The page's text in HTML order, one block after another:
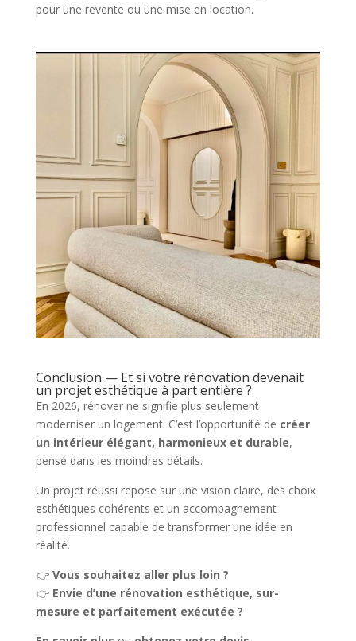
pour une revente ou une mise en location.
Conclusion — Et si votre rénovation devenait
un projet esthétique à part entière ?
En 2026, rénover ne signifie plus seulement
moderniser un logement. C’est l’opportunité de créer
un intérieur élégant, harmonieux et durable,
pensé dans les moindres détails.
Un projet réussi repose sur une vision claire, des choix
esthétiques cohérents et un accompagnement
professionnel capable de transformer une idée en
réalité.
👉 Vous souhaitez aller plus loin ?
👉 Envie d’une rénovation esthétique, sur-
mesure et parfaitement exécutée ?